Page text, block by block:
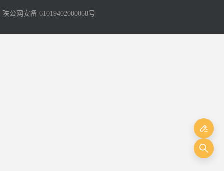
陕公网安备 61019402000068号